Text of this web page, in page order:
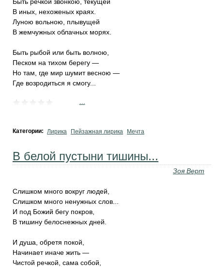
В иных, нехоженых краях.
Луною вольною, плывущей
В жемчужных облачных морях.
Быть рыбой или быть волною,
Песком на тихом берегу —
Но там, где мир шумит весною —
Где возродиться я смогу...
Категории: Лирика Пейзажная лирика Мечта
В белой пустыни тишины...
Зоя Верт
Слишком много вокруг людей,
Слишком много ненужных слов...
И под Божий бегу покров,
В тишину белоснежных дней.
И душа, обретя покой,
Начинает иначе жить —
Чистой речкой, сама собой,